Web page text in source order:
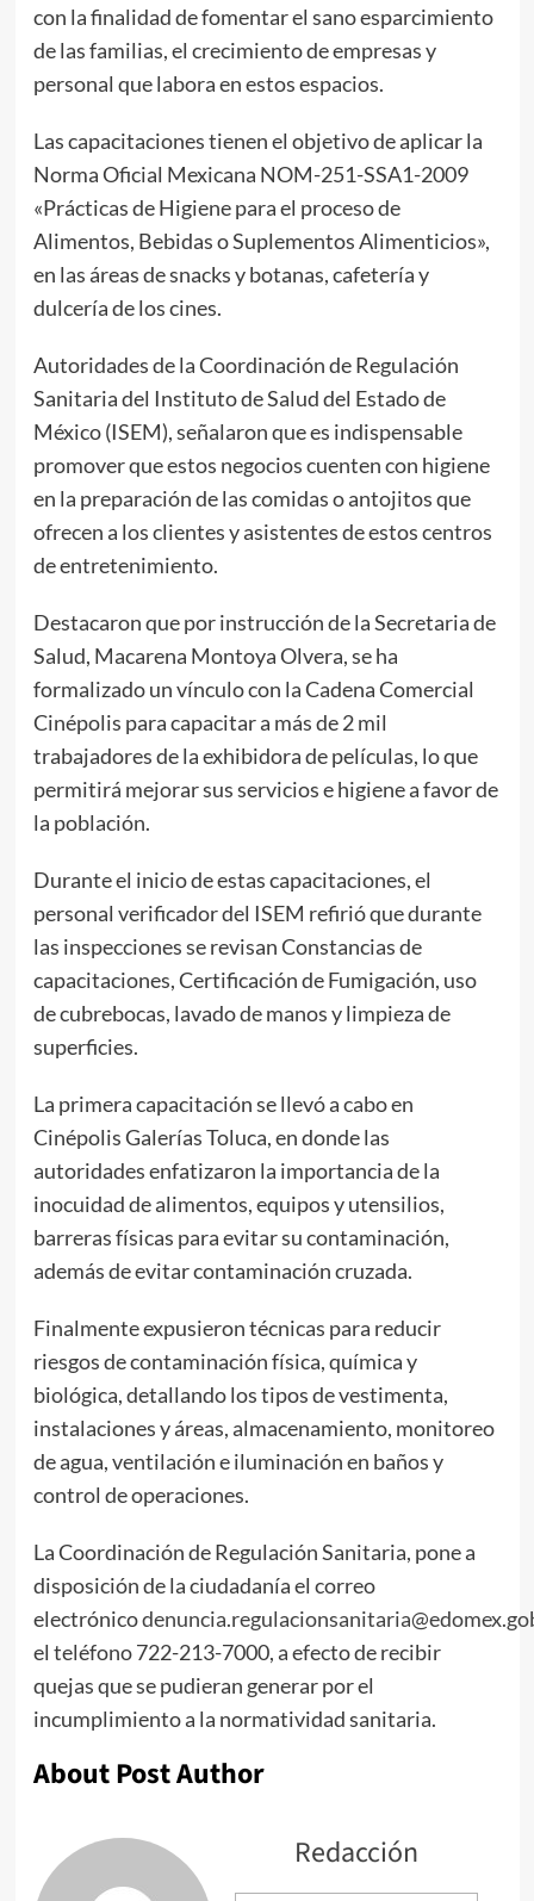
con la finalidad de fomentar el sano esparcimiento
de las familias, el crecimiento de empresas y
personal que labora en estos espacios.
Las capacitaciones tienen el objetivo de aplicar la
Norma Oficial Mexicana NOM-251-SSA1-2009
«Prácticas de Higiene para el proceso de
Alimentos, Bebidas o Suplementos Alimenticios»,
en las áreas de snacks y botanas, cafetería y
dulcería de los cines.
Autoridades de la Coordinación de Regulación
Sanitaria del Instituto de Salud del Estado de
México (ISEM), señalaron que es indispensable
promover que estos negocios cuenten con higiene
en la preparación de las comidas o antojitos que
ofrecen a los clientes y asistentes de estos centros
de entretenimiento.
Destacaron que por instrucción de la Secretaria de
Salud, Macarena Montoya Olvera, se ha
formalizado un vínculo con la Cadena Comercial
Cinépolis para capacitar a más de 2 mil
trabajadores de la exhibidora de películas, lo que
permitirá mejorar sus servicios e higiene a favor de
la población.
Durante el inicio de estas capacitaciones, el
personal verificador del ISEM refirió que durante
las inspecciones se revisan Constancias de
capacitaciones, Certificación de Fumigación, uso
de cubrebocas, lavado de manos y limpieza de
superficies.
La primera capacitación se llevó a cabo en
Cinépolis Galerías Toluca, en donde las
autoridades enfatizaron la importancia de la
inocuidad de alimentos, equipos y utensilios,
barreras físicas para evitar su contaminación,
además de evitar contaminación cruzada.
Finalmente expusieron técnicas para reducir
riesgos de contaminación física, química y
biológica, detallando los tipos de vestimenta,
instalaciones y áreas, almacenamiento, monitoreo
de agua, ventilación e iluminación en baños y
control de operaciones.
La Coordinación de Regulación Sanitaria, pone a
disposición de la ciudadanía el correo
electrónico
el teléfono 722-213-7000, a efecto de recibir
quejas que se pudieran generar por el
incumplimiento a la normatividad sanitaria.
About Post Author
Redacción